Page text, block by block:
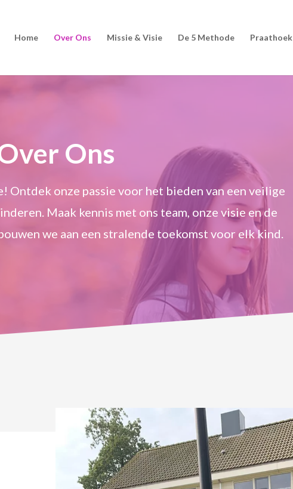
Home Over Ons Missie & Visie De 5 Methode Praathoek
Ons
Ontdek onze passie voor het bieden van een veilige
Maak kennis met ons team, onze visie en de
we aan een stralende toekomst voor elk kind.